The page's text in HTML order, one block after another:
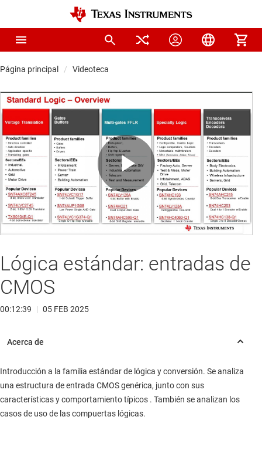
Página principal Videoteca
Play
Video
Lógica estándar: entradas de
CMOS
00:12:39 | 05 FEB 2025
Introducción a la familia estándar de lógica y conversión. Se analiza
una estructura de entrada CMOS genérica, junto con sus
características y comportamiento típicos . También se analizan los
casos de uso de las compuertas lógicas.